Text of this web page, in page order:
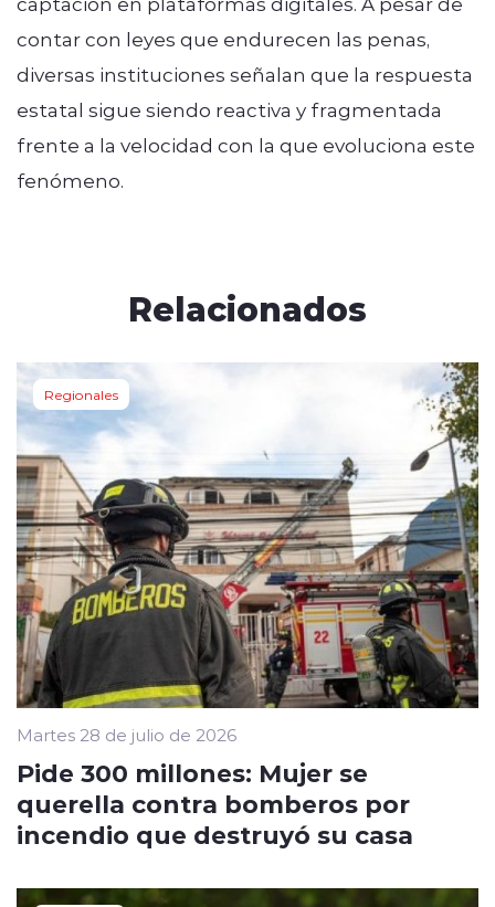
contar con leyes que endurecen las penas,
diversas instituciones señalan que la respuesta
estatal sigue siendo reactiva y fragmentada
frente a la velocidad con la que evoluciona este
fenómeno.
Relacionados
Regionales
Martes 28 de julio de 2026
Pide 300 millones: Mujer se
querella contra bomberos por
incendio que destruyó su casa